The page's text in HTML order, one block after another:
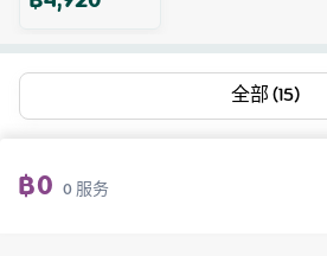
全部 (15)
฿0 0服务